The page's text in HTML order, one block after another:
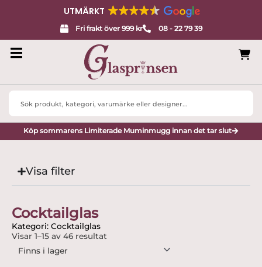
UTMÄRKT
Fri frakt över 999 kr 08 - 22 79 39
Search
Köp sommarens Limiterade Muminmugg innan det tar slut
Visa filter
Cocktailglas
Kategori: Cocktailglas
Visar 1–15 av 46 resultat